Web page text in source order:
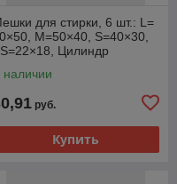
для стирки, 6 шт.: L=
M=50×40, S=40×30,
Цилиндр
цвет бежевый
наличии
руб.
Купить